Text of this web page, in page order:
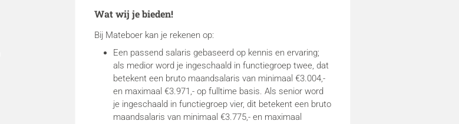
Wat wij je bieden!
Bij Mateboer kan je rekenen op:
Een passend salaris gebaseerd op kennis en ervaring;
als medior word je ingeschaald in functiegroep twee, dat
betekent een bruto maandsalaris van minimaal €3.004,-
en maximaal €3.971,- op fulltime basis. Als senior word
je ingeschaald in functiegroep vier, dit betekent een bruto
maandsalaris van minimaal €3.775,- en maximaal